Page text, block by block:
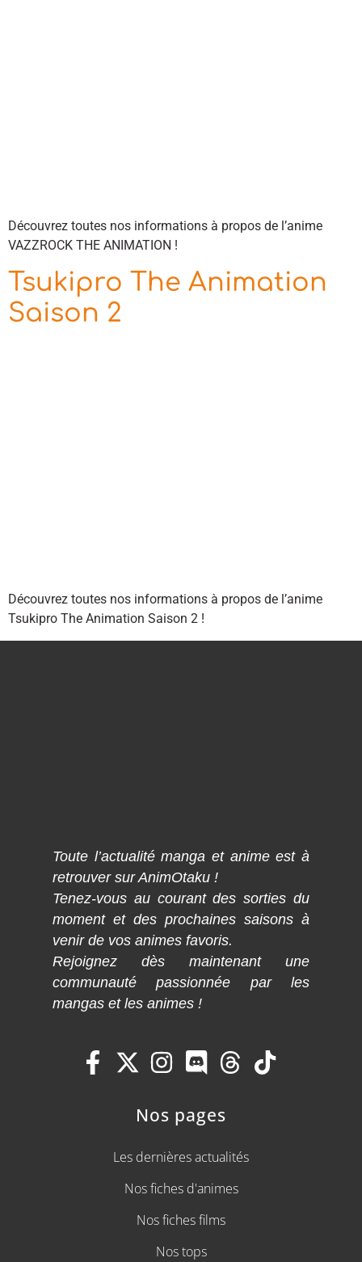
Découvrez toutes nos informations à propos de l’anime
VAZZROCK THE ANIMATION !
Tsukipro The Animation
Saison 2
Découvrez toutes nos informations à propos de l’anime
Tsukipro The Animation Saison 2 !
Toute l’actualité manga et anime est à
retrouver sur AnimOtaku !
Tenez-vous au courant des sorties du
moment et des prochaines saisons à
venir de vos animes favoris.
Rejoignez dès maintenant une
communauté passionnée par les
mangas et les animes !
Nos pages
Les dernières actualités
Nos fiches d'animes
Nos fiches films
Nos tops